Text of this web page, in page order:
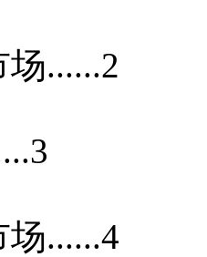
场......2
场......4